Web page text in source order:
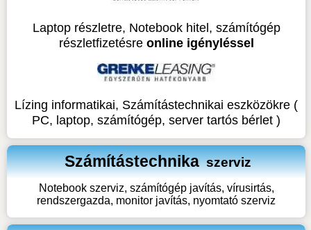
Laptop részletre, Notebook hitel, számítógép
részletfizetésre online igényléssel
Lízing informatikai, Számítástechnikai eszközökre (
PC, laptop, számítógép, server tartós bérlet )
Számítástechnika szerviz
Notebook szerviz, számítógép javítás, vírusirtás,
rendszergazda, monitor javítás, nyomtató szerviz